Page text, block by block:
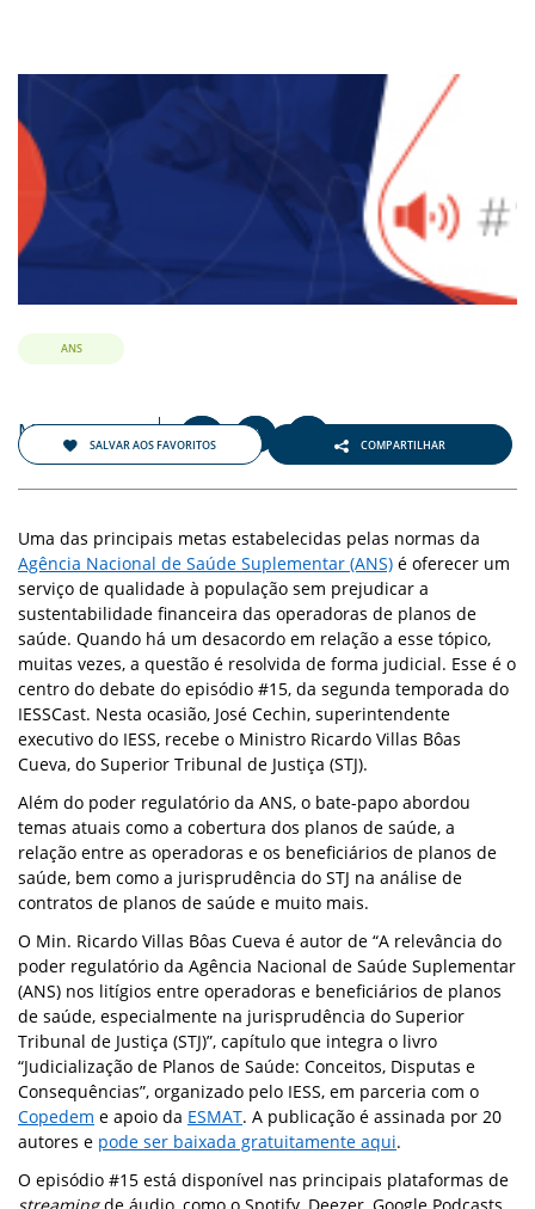
ANS
Março 2022 A
SALVAR AOS FAVORITOS COMPARTILHAR
Uma das principais metas estabelecidas pelas normas da
Agência Nacional de Saúde Suplementar (ANS) é oferecer um
serviço de qualidade à população sem prejudicar a
sustentabilidade financeira das operadoras de planos de
saúde. Quando há um desacordo em relação a esse tópico,
muitas vezes, a questão é resolvida de forma judicial. Esse é o
centro do debate do episódio #15, da segunda temporada do
IESSCast. Nesta ocasião, José Cechin, superintendente
executivo do IESS, recebe o Ministro Ricardo Villas Bôas
Cueva, do Superior Tribunal de Justiça (STJ).
Além do poder regulatório da ANS, o bate-papo abordou
temas atuais como a cobertura dos planos de saúde, a
relação entre as operadoras e os beneficiários de planos de
saúde, bem como a jurisprudência do STJ na análise de
contratos de planos de saúde e muito mais.
O Min. Ricardo Villas Bôas Cueva é autor de “A relevância do
poder regulatório da Agência Nacional de Saúde Suplementar
(ANS) nos litígios entre operadoras e beneficiários de planos
de saúde, especialmente na jurisprudência do Superior
Tribunal de Justiça (STJ)”, capítulo que integra o livro
“Judicialização de Planos de Saúde: Conceitos, Disputas e
Consequências”, organizado pelo IESS, em parceria com o
Copedem e apoio da ESMAT. A publicação é assinada por 20
autores e pode ser baixada gratuitamente aqui.
O episódio #15 está disponível nas principais plataformas de